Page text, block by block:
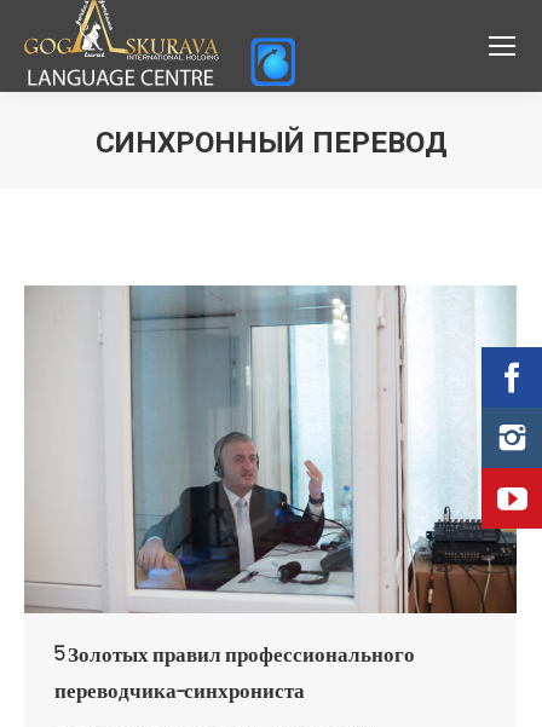
СИНХРОННЫЙ ПЕРЕВОД
5 Золотых правил профессионального
переводчика-синхрониста